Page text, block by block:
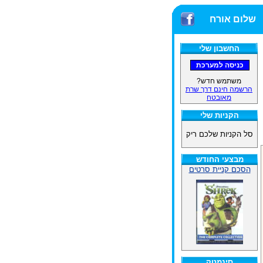
שלום אורח
החשבון שלי
משתמש חדש?
הרשמה חינם דרך שרת
מאובטח
הקניות שלי
סל הקניות שלכם ריק
מבצעי החודש
הסכם קניית סרטים